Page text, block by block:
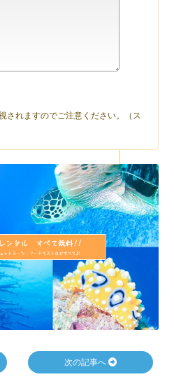
されますのでご注意ください。（ス
次の記事へ